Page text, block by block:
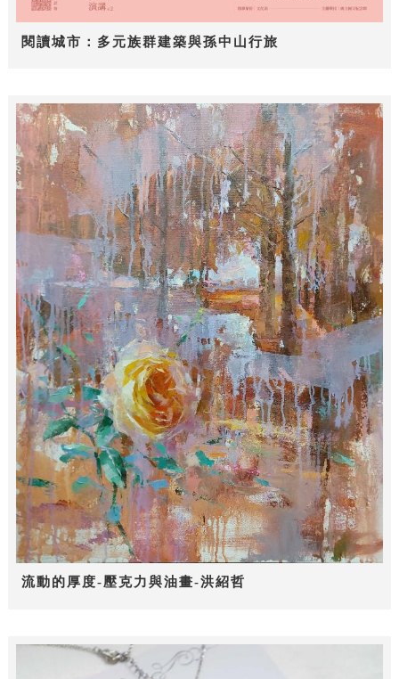
閱讀城市：多元族群建築與孫中山行旅
流動的厚度-壓克力與油畫-洪紹哲